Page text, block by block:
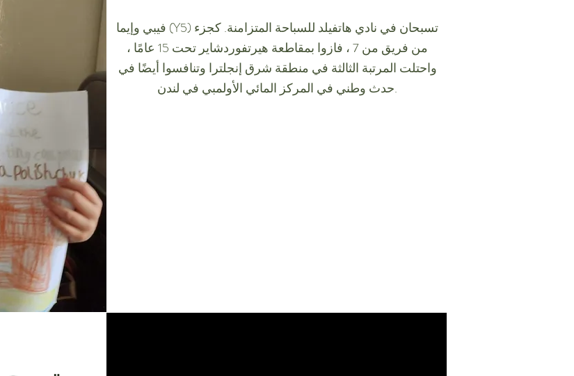
فيبي وإيما (Y5) تسبحان في نادي هاتفيلد للسباحة المتزامنة. كجزء
من فريق من 7 ، فازوا بمقاطعة هيرتفوردشاير تحت 15 عامًا ،
واحتلت المرتبة الثالثة في منطقة شرق إنجلترا وتنافسوا أيضًا في
حدث وطني في المركز المائي الأولمبي في لندن.